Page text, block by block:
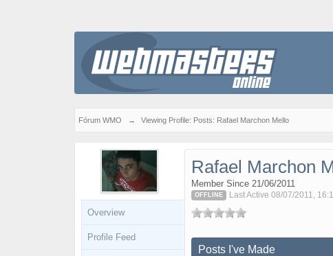
Fórum WMO → Viewing Profile: Posts: Rafael Marchon Mello
Overview
Profile Feed
Rafael Marchon
Member Since 21/06/2011
OFFLINE Last Active 08/07/2011,
Posts I've Made